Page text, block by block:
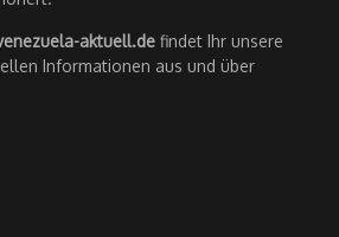
aktuell.de findet Ihr unsere
Informationen aus und über